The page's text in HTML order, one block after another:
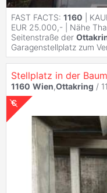
FAST FACTS: 1160 |
EUR 25.000,- | Nähe
Seitenstraße der
Garagenstellplatz zum
Stellplatz in der
1160 Wien,Ottakring /